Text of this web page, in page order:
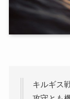
キルギス